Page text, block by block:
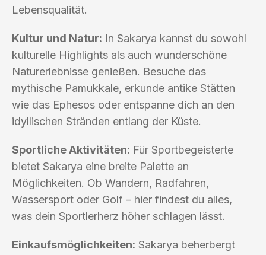
Lebensqualität.
Kultur und Natur: In Sakarya kannst du sowohl
kulturelle Highlights als auch wunderschöne
Naturerlebnisse genießen. Besuche das
mythische Pamukkale, erkunde antike Stätten
wie das Ephesos oder entspanne dich an den
idyllischen Stränden entlang der Küste.
Sportliche Aktivitäten: Für Sportbegeisterte
bietet Sakarya eine breite Palette an
Möglichkeiten. Ob Wandern, Radfahren,
Wassersport oder Golf – hier findest du alles,
was dein Sportlerherz höher schlagen lässt.
Einkaufsmöglichkeiten: Sakarya beherbergt